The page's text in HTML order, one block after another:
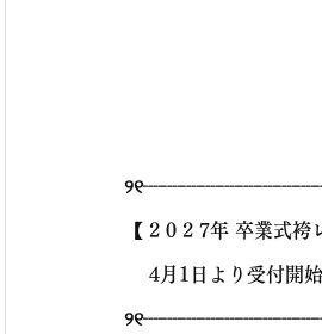
【 2 0 2 7年 卒業式袴
4月1日より受付開始